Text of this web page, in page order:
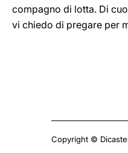
compagno di lotta. Di
vi chiedo di pregare per
Copyright ©